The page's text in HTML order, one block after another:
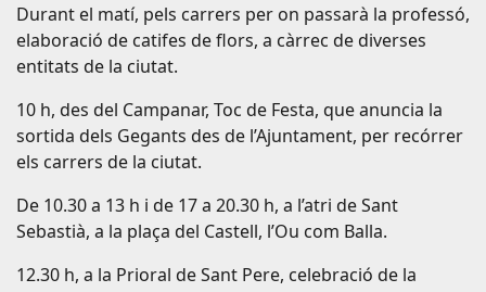
Durant el matí, pels carrers per on passarà la professó,
elaboració de catifes de flors, a càrrec de diverses
entitats de la ciutat.
10 h, des del Campanar, Toc de Festa, que anuncia la
sortida dels Gegants des de l’Ajuntament, per recórrer
els carrers de la ciutat.
De 10.30 a 13 h i de 17 a 20.30 h, a l’atri de Sant
Sebastià, a la plaça del Castell, l’Ou com Balla.
12.30 h, a la Prioral de Sant Pere, celebració de la